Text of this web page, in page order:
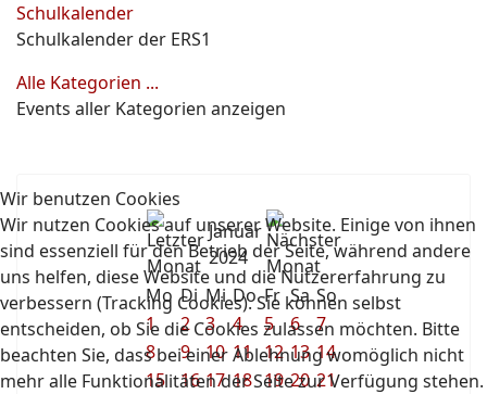
Schulkalender
Schulkalender der ERS1
Alle Kategorien ...
Events aller Kategorien anzeigen
Januar
2024
Mo Di Mi Do Fr Sa So
1
2 3 4 5 6
7
8
9 10 11 12 13 14
15
16 17 18 19 20 21
Wir benutzen Cookies
Wir nutzen Cookies auf unserer Website. Einige von ihnen
sind essenziell für den Betrieb der Seite, während andere
uns helfen, diese Website und die Nutzererfahrung zu
verbessern (Tracking Cookies). Sie können selbst
entscheiden, ob Sie die Cookies zulassen möchten. Bitte
beachten Sie, dass bei einer Ablehnung womöglich nicht
mehr alle Funktionalitäten der Seite zur Verfügung stehen.